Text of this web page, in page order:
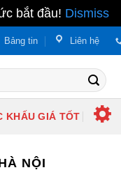
bắt đầu! Dismiss
Bảng tin Liên hệ
KHẤU GIÁ TỐT
NỘI